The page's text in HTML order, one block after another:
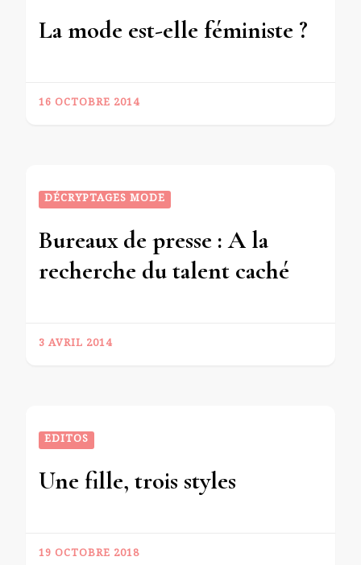
La mode est-elle féministe ?
16 OCTOBRE 2014
DÉCRYPTAGES MODE
Bureaux de presse : A la
recherche du talent caché
3 AVRIL 2014
EDITOS
Une fille, trois styles
19 OCTOBRE 2018